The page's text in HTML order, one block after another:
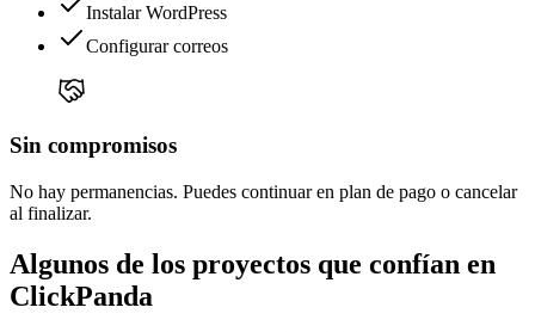
Instalar WordPress
Configurar correos
Sin compromisos
No hay permanencias. Puedes continuar en plan de pago o cancelar
al finalizar.
Algunos de los proyectos que confían en
ClickPanda